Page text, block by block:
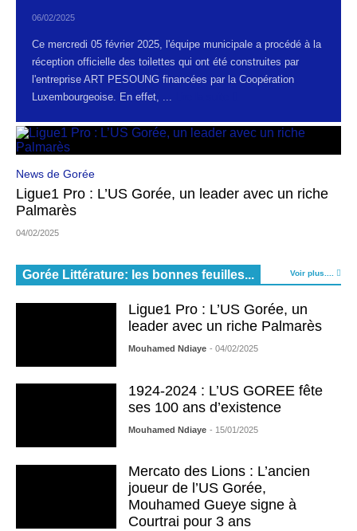
06/02/2025
Ce mercredi 05 février 2025, l'équipe municipale a procédé à la
réception officielle des toilettes qui ont été construites par
l'entreprise ART PESOUNG financées par la Coopération
Luxembourgeoise. En effet, ...
News de Gorée
Ligue1 Pro : L’US Gorée, un leader avec un riche
Palmarès
04/02/2025
Gorée Littérature: les bonnes feuilles... Voir plus....
Ligue1 Pro : L’US Gorée, un
leader avec un riche Palmarès
Mouhamed Ndiaye - 04/02/2025
1924-2024 : L’US GOREE fête
ses 100 ans d’existence
Mouhamed Ndiaye - 15/01/2025
Mercato des Lions : L’ancien
joueur de l’US Gorée,
Mouhamed Gueye signe à
Courtrai pour 3 ans